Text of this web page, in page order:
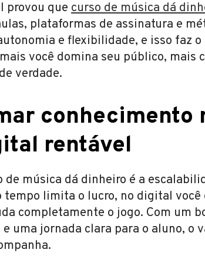
provou que curso de música dá
plataformas de assinatura e
e flexibilidade, e isso faz
você domina seu público, mais
verdade.
conhecimento
rentável
de música dá dinheiro é a
tempo limita o lucro, no digital você
completamente o jogo. Com um
uma jornada clara para o aluno, o